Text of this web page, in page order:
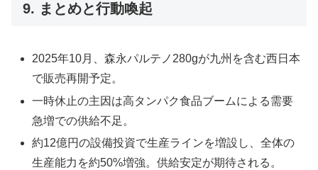
9. まとめと行動喚起
2025年10月、森永パルテノ280gが九州を含む西日本
で販売再開予定。
一時休止の主因は高タンパク食品ブームによる需要
急増での供給不足。
約12億円の設備投資で生産ラインを増設し、全体の
生産能力を約50%増強。供給安定が期待される。